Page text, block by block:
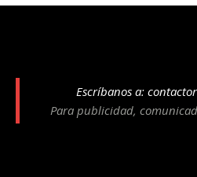
Escríbanos a:
Para publicidad,